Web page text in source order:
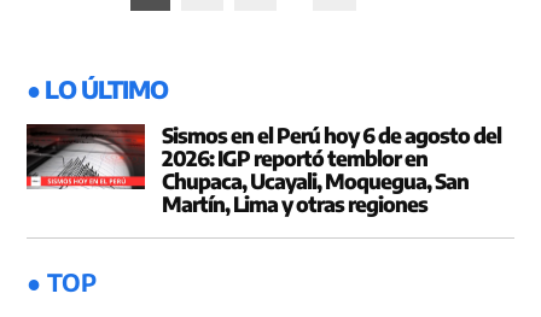
● LO ÚLTIMO
Sismos en el Perú hoy 6 de agosto del
2026: IGP reportó temblor en
Chupaca, Ucayali, Moquegua, San
Martín, Lima y otras regiones
● TOP